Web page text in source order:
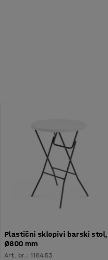
Plastični sklopivi barski stol,
Ø800 mm
Art. br.:116453